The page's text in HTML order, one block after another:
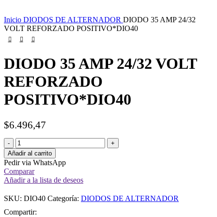
Inicio DIODOS DE ALTERNADOR DIODO 35 AMP 24/32
VOLT REFORZADO POSITIVO*DIO40
DIODO 35 AMP 24/32 VOLT
REFORZADO
POSITIVO*DIO40
$6.496,47
Añadir al carrito
Pedir via WhatsApp
Comparar
Añadir a la lista de deseos
SKU: DIO40 Categoría: DIODOS DE ALTERNADOR
Compartir: